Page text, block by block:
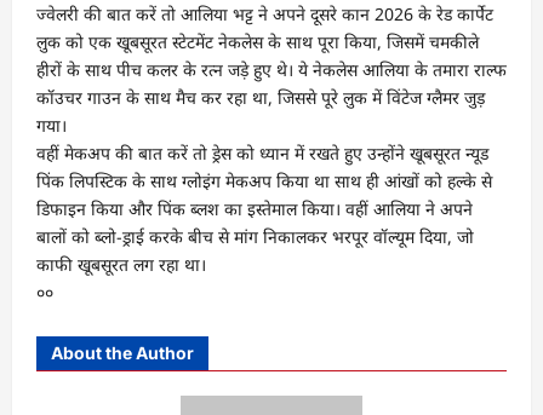
ज्वेलरी की बात करें तो आलिया भट्ट ने अपने दूसरे कान 2026 के रेड कार्पेट
लुक को एक खूबसूरत स्टेटमेंट नेकलेस के साथ पूरा किया, जिसमें चमकीले
हीरों के साथ पीच कलर के रत्न जड़े हुए थे। ये नेकलेस आलिया के तमारा राल्फ
कॉउचर गाउन के साथ मैच कर रहा था, जिससे पूरे लुक में विंटेज ग्लैमर जुड़
गया।
वहीं मेकअप की बात करें तो ड्रेस को ध्यान में रखते हुए उन्होंने खूबसूरत न्यूड
पिंक लिपस्टिक के साथ ग्लोइंग मेकअप किया था साथ ही आंखों को हल्के से
डिफाइन किया और पिंक ब्लश का इस्तेमाल किया। वहीं आलिया ने अपने
बालों को ब्लो-ड्राई करके बीच से मांग निकालकर भरपूर वॉल्यूम दिया, जो
काफी खूबसूरत लग रहा था।
००
About the Author